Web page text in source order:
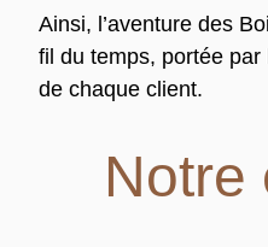
Ainsi, l’aventure des
fil du temps, portée
de chaque client.
Notre